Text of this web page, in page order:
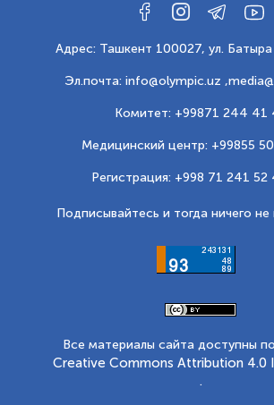
Адрес: Ташкент 100027, ул. Батыра
Эл.почта: info@olympic.uz ,
Комитет: +99871 244 41
Медицинский центр: +99855
Регистрация: +998 71 241
Подписывайтесь и тогда ничего не
Все материалы сайта доступны
Creative Commons Attribution 4.0
.